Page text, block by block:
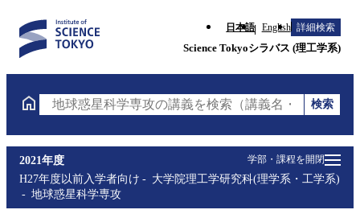
日本語 English 詳細検索
Science Tokyoシラバス (理工学系)
地球惑星科学専攻の講義を検索（講義名・科目コード
検索
学部・課程を開閉
2021年度
H27年度以前入学者向け
大学院理工学研究科(理学系・工学系)
地球惑星科学専攻